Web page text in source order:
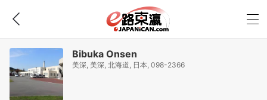
Bibuka Onsen
美深, 美深, 北海道, 日本, 098-2366